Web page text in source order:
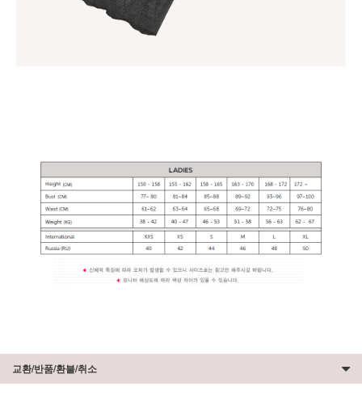
교환/반품/환불/취소